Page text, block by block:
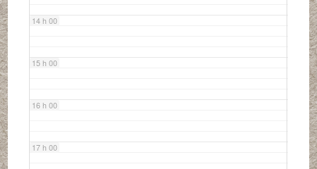
14 h 00
15 h 00
16 h 00
17 h 00